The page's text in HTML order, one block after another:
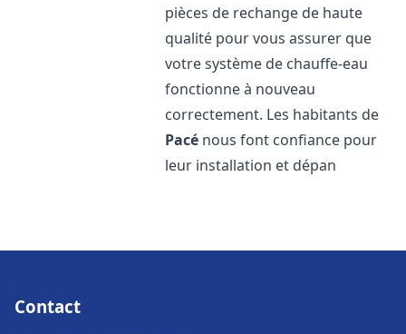
pièces de rechange de haute
qualité pour vous assurer que
votre système de chauffe-eau
fonctionne à nouveau
correctement. Les habitants de
Pacé nous font confiance pour
leur installation et dépan
Contact